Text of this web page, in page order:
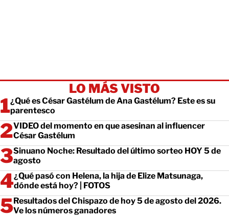
LO MÁS VISTO
¿Qué es César Gastélum de Ana Gastélum? Este es su
parentesco
VIDEO del momento en que asesinan al influencer
César Gastélum
Sinuano Noche: Resultado del último sorteo HOY 5 de
agosto
¿Qué pasó con Helena, la hija de Elize Matsunaga,
dónde está hoy? | FOTOS
Resultados del Chispazo de hoy 5 de agosto del 2026.
Ve los números ganadores